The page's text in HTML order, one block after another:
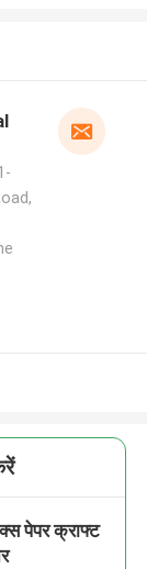
पेपर क्राफ्ट